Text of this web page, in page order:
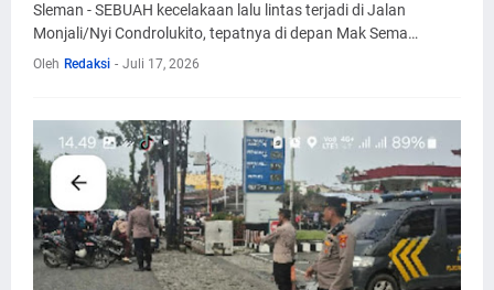
Sleman - SEBUAH kecelakaan lalu lintas terjadi di Jalan
Monjali/Nyi Condrolukito, tepatnya di depan Mak Sema…
Oleh Redaksi - Juli 17, 2026